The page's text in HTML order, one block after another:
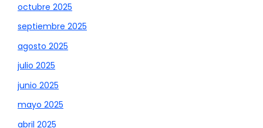
octubre 2025
septiembre 2025
agosto 2025
julio 2025
junio 2025
mayo 2025
abril 2025